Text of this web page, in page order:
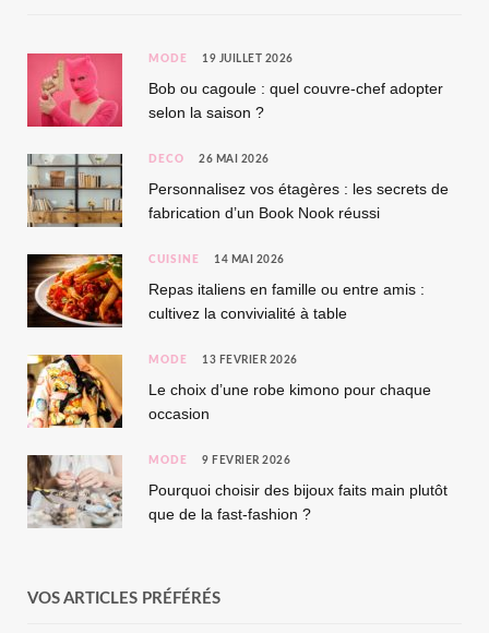
MODE 19 JUILLET 2026
Bob ou cagoule : quel couvre-chef adopter
selon la saison ?
DÉCO 26 MAI 2026
Personnalisez vos étagères : les secrets de
fabrication d’un Book Nook réussi
CUISINE 14 MAI 2026
Repas italiens en famille ou entre amis :
cultivez la convivialité à table
MODE 13 FÉVRIER 2026
Le choix d’une robe kimono pour chaque
occasion
MODE 9 FÉVRIER 2026
Pourquoi choisir des bijoux faits main plutôt
que de la fast-fashion ?
VOS ARTICLES PRÉFÉRÉS